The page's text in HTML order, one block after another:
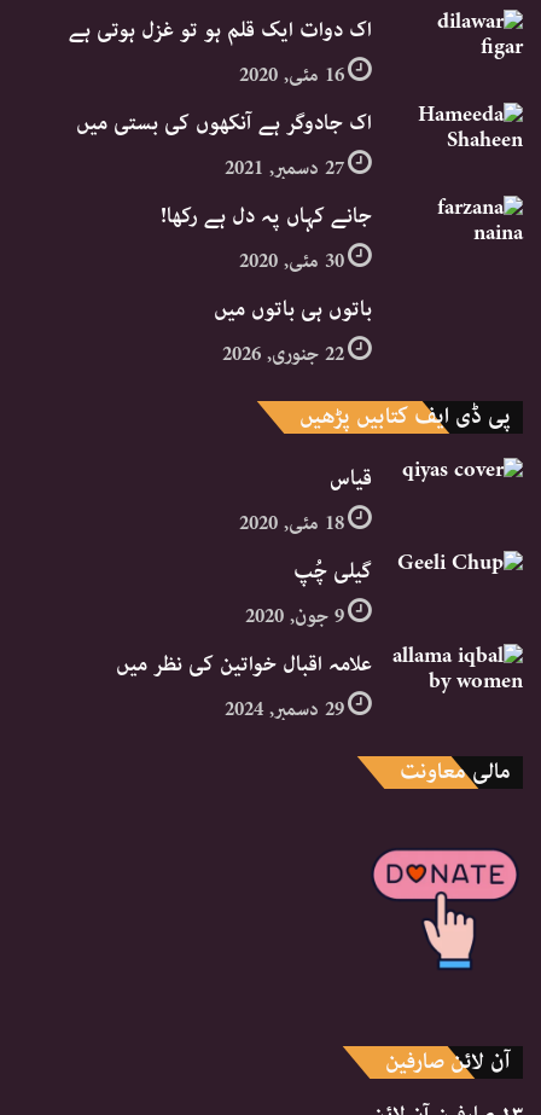
اک دوات ایک قلم ہو تو غزل ہوتی ہے
16 مئی, 2020
اک جادوگر ہے آنکھوں کی بستی میں
27 دسمبر, 2021
جانے کہاں پہ دل ہے رکھا!
30 مئی, 2020
باتوں ہی باتوں میں
22 جنوری, 2026
پی ڈی ایف کتابیں پڑھیں
قیاس
18 مئی, 2020
گیلی چُپ
9 جون, 2020
علامہ اقبال خواتین کی نظر میں
29 دسمبر, 2024
مالی معاونت
آن لائن صارفین